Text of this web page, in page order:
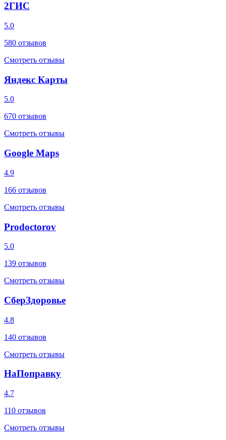
2ГИС
5.0
580 отзывов
Смотреть отзывы
Яндекс Карты
5.0
670 отзывов
Смотреть отзывы
Google Maps
4.9
166 отзывов
Смотреть отзывы
Prodoctorov
5.0
139 отзывов
Смотреть отзывы
СберЗдоровье
4.8
140 отзывов
Смотреть отзывы
НаПоправку
4.7
110 отзывов
Смотреть отзывы